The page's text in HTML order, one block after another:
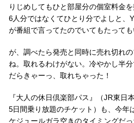
りじめしてもひと部屋分の個室料金
6人分ではなくてひとり分でよしと、
が番組で言ってたのでいてもたっても
が、調べたら発売と同時に売れ切れ
ね。取れるわけがない。冷やかし半
だらきゃーっ、取れちゃった！
『大人の休日倶楽部パス』（JR東日
5日間乗り放題のチケット）も、今年
ケジュールガラ空きのタイミングだっ